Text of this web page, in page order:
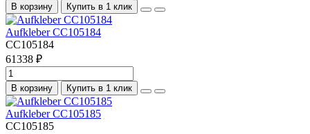
В корзину Купить в 1 клик
Aufkleber CC105184
CC105184
61338 ₽
В корзину Купить в 1 клик
Aufkleber CC105185
CC105185